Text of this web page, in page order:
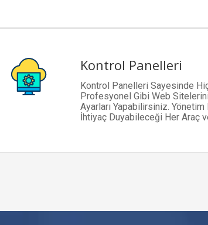
Kontrol Panelleri
Kontrol Panelleri Sayesinde
Profesyonel Gibi Web
Ayarları Yapabilirsiniz.
İhtiyaç Duyabileceği Her Araç